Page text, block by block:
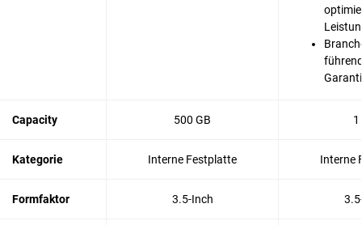
Capacity 500 GB 1
Kategorie Interne Festplatte Interne
Formfaktor 3.5-Inch